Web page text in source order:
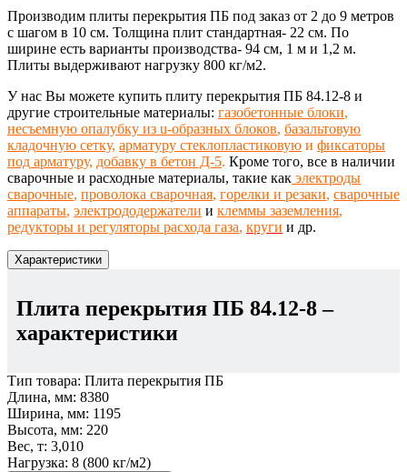
Производим плиты перекрытия ПБ под заказ от 2 до 9 метров
с шагом в 10 см. Толщина плит стандартная- 22 см. По
ширине есть варианты производства- 94 см, 1 м и 1,2 м.
Плиты выдерживают нагрузку 800 кг/м2.
У нас Вы можете купить плиту перекрытия ПБ 84.12-8 и
другие строительные материалы: газобетонные блоки,
несъемную опалубку из u-образных блоков, базальтовую
кладочную сетку, арматуру стеклопластиковую и фиксаторы
под арматуру, добавку в бетон Д-5. Кроме того, все в наличии
сварочные и расходные материалы, такие как электроды
сварочные, проволока сварочная, горелки и резаки, сварочные
аппараты, электрододержатели и клеммы заземления,
редукторы и регуляторы расхода газа, круги и др.
Характеристики
Плита перекрытия ПБ 84.12-8–
характеристики
Тип товара: Плита перекрытия ПБ
Длина, мм: 8380
Ширина, мм: 1195
Высота, мм: 220
Вес, т: 3,010
Нагрузка: 8 (800 кг/м2)